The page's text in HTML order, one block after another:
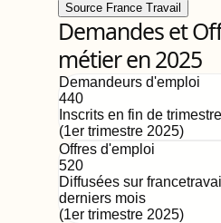
Source France Travail
Demandes et
métier en 2025
Demandeurs d'emploi
440
Inscrits en fin de
(1er trimestre 2025)
Offres d'emploi
520
Diffusées sur
derniers mois
(1er trimestre 2025)